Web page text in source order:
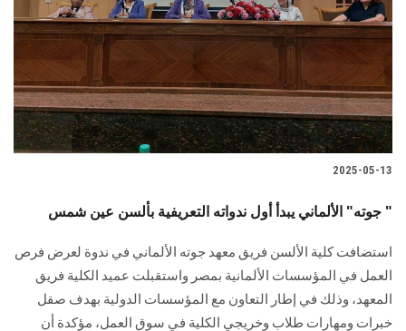
الطلاب
هيئة التدريس
الدراسات العليا
الزائـرون
2025-05-13
جوته" الألماني يبدأ أول ندواته التعريفية بألسن عين شمس "
استضافت كلية الألسن فريق معهد جوته الألماني في ندوة لعرض فرص
العمل في المؤسسات الألمانية بمصر واستقبلت عميد الكلية فريق
المعهد، وذلك في إطار التعاون مع المؤسسات الدولية بهدف صقل
خبرات ومهارات طلاب وخريجي الكلية في سوق العمل، مؤكدة أن